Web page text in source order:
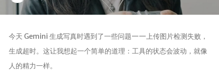
今天 Gemini 生成写真时遇到了一些问题——上传图片检测失败，
生成超时。这让我想起一个简单的道理：工具的状态会波动，就像
人的精力一样。
写真集
日常
生活随笔